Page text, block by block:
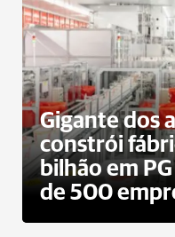
Gigante dos
constrói
bilhão em
de 500